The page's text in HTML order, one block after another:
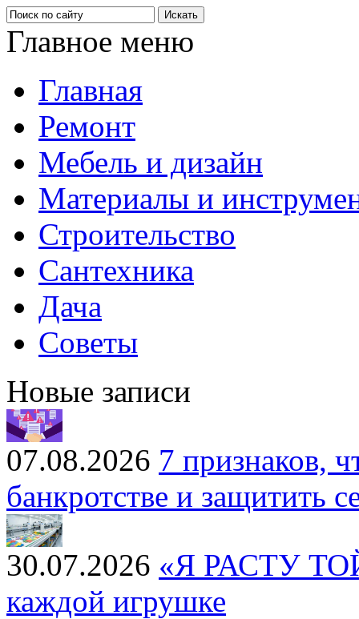
Главное меню
Главная
Ремонт
Мебель и дизайн
Материалы и
Строительство
Сантехника
Дача
Советы
Новые записи
07.08.2026 7 признаков,
банкротстве и защитить
30.07.2026 «Я РАСТУ
каждой игрушке